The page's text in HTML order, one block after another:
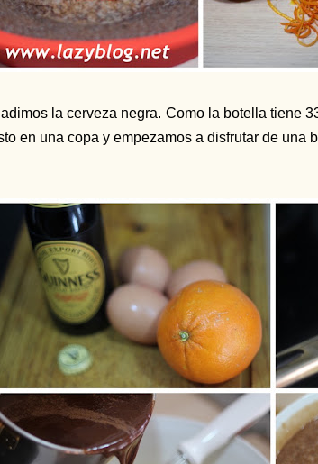
la cerveza negra. Como la botella tiene
en una copa y empezamos a disfrutar de una